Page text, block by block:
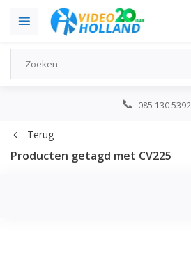
085 130 5392
Terug
Producten getagd met CV225